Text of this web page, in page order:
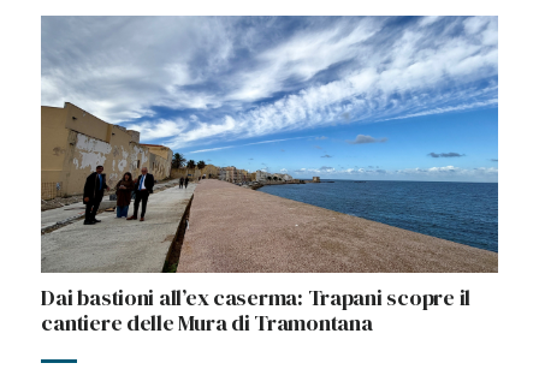
Dai bastioni all’ex caserma: Trapani scopre il
cantiere delle Mura di Tramontana